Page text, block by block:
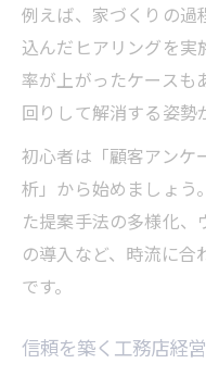
例えば、家づくりの過
込んだヒアリングを
率が上がったケースも
回りして解消する姿勢
初心者は「顧客アンケ
析」から始めましょう
た提案手法の多様化
の導入など、時流に
です。
信頼を築く工務店経